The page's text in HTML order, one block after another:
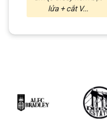
lửa + cắt V...